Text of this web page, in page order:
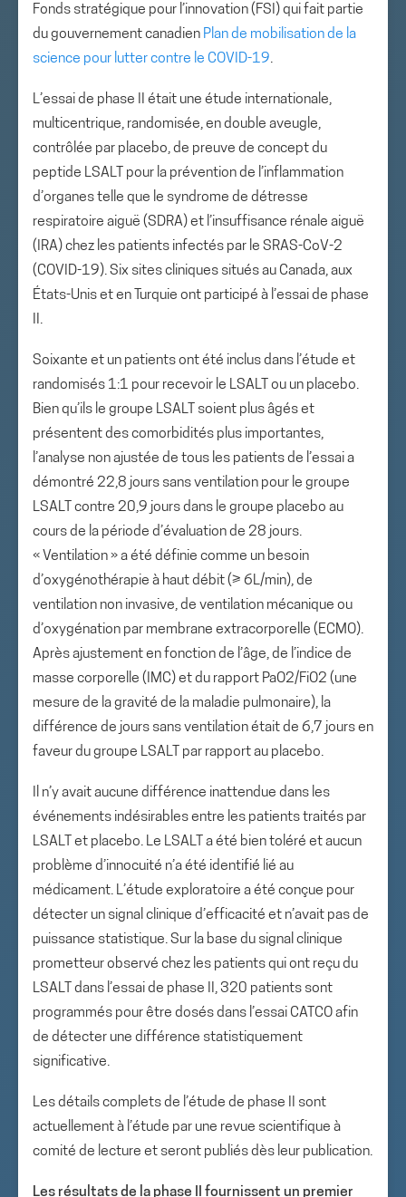
Fonds stratégique pour l’innovation (FSI) qui fait partie
du gouvernement canadien Plan de mobilisation de la
science pour lutter contre le COVID-19.
L’essai de phase II était une étude internationale,
multicentrique, randomisée, en double aveugle,
contrôlée par placebo, de preuve de concept du
peptide LSALT pour la prévention de l’inflammation
d’organes telle que le syndrome de détresse
respiratoire aiguë (SDRA) et l’insuffisance rénale aiguë
(IRA) chez les patients infectés par le SRAS-CoV-2
(COVID-19). Six sites cliniques situés au Canada, aux
États-Unis et en Turquie ont participé à l’essai de phase
II.
Soixante et un patients ont été inclus dans l’étude et
randomisés 1:1 pour recevoir le LSALT ou un placebo.
Bien qu’ils le groupe LSALT soient plus âgés et
présentent des comorbidités plus importantes,
l’analyse non ajustée de tous les patients de l’essai a
démontré 22,8 jours sans ventilation pour le groupe
LSALT contre 20,9 jours dans le groupe placebo au
cours de la période d’évaluation de 28 jours.
« Ventilation » a été définie comme un besoin
d’oxygénothérapie à haut débit (≥ 6L/min), de
ventilation non invasive, de ventilation mécanique ou
d’oxygénation par membrane extracorporelle (ECMO).
Après ajustement en fonction de l’âge, de l’indice de
masse corporelle (IMC) et du rapport PaO2/FiO2 (une
mesure de la gravité de la maladie pulmonaire), la
différence de jours sans ventilation était de 6,7 jours en
faveur du groupe LSALT par rapport au placebo.
Il n’y avait aucune différence inattendue dans les
événements indésirables entre les patients traités par
LSALT et placebo. Le LSALT a été bien toléré et aucun
problème d’innocuité n’a été identifié lié au
médicament. L’étude exploratoire a été conçue pour
détecter un signal clinique d’efficacité et n’avait pas de
puissance statistique. Sur la base du signal clinique
prometteur observé chez les patients qui ont reçu du
LSALT dans l’essai de phase II, 320 patients sont
programmés pour être dosés dans l’essai CATCO afin
de détecter une différence statistiquement
significative.
Les détails complets de l’étude de phase II sont
actuellement à l’étude par une revue scientifique à
comité de lecture et seront publiés dès leur publication.
Les résultats de la phase II fournissent un premier